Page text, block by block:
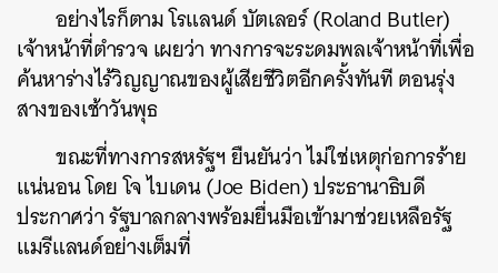
อย่างไรก็ตาม โรแลนด์ บัตเลอร์ (Roland Butler)
เจ้าหน้าที่ตำรวจ เผยว่า ทางการจะระดมพลเจ้าหน้าที่เพื่อ
ค้นหาร่างไร้วิญญาณของผู้เสียชีวิตอีกครั้งทันที ตอนรุ่ง
สางของเช้าวันพุธ
ขณะที่ทางการสหรัฐฯ ยืนยันว่า ไม่ใช่เหตุก่อการร้าย
แน่นอน โดย โจ ไบเดน (Joe Biden) ประธานาธิบดี
ประกาศว่า รัฐบาลกลางพร้อมยื่นมือเข้ามาช่วยเหลือรัฐ
แมรีแลนด์อย่างเต็มที่